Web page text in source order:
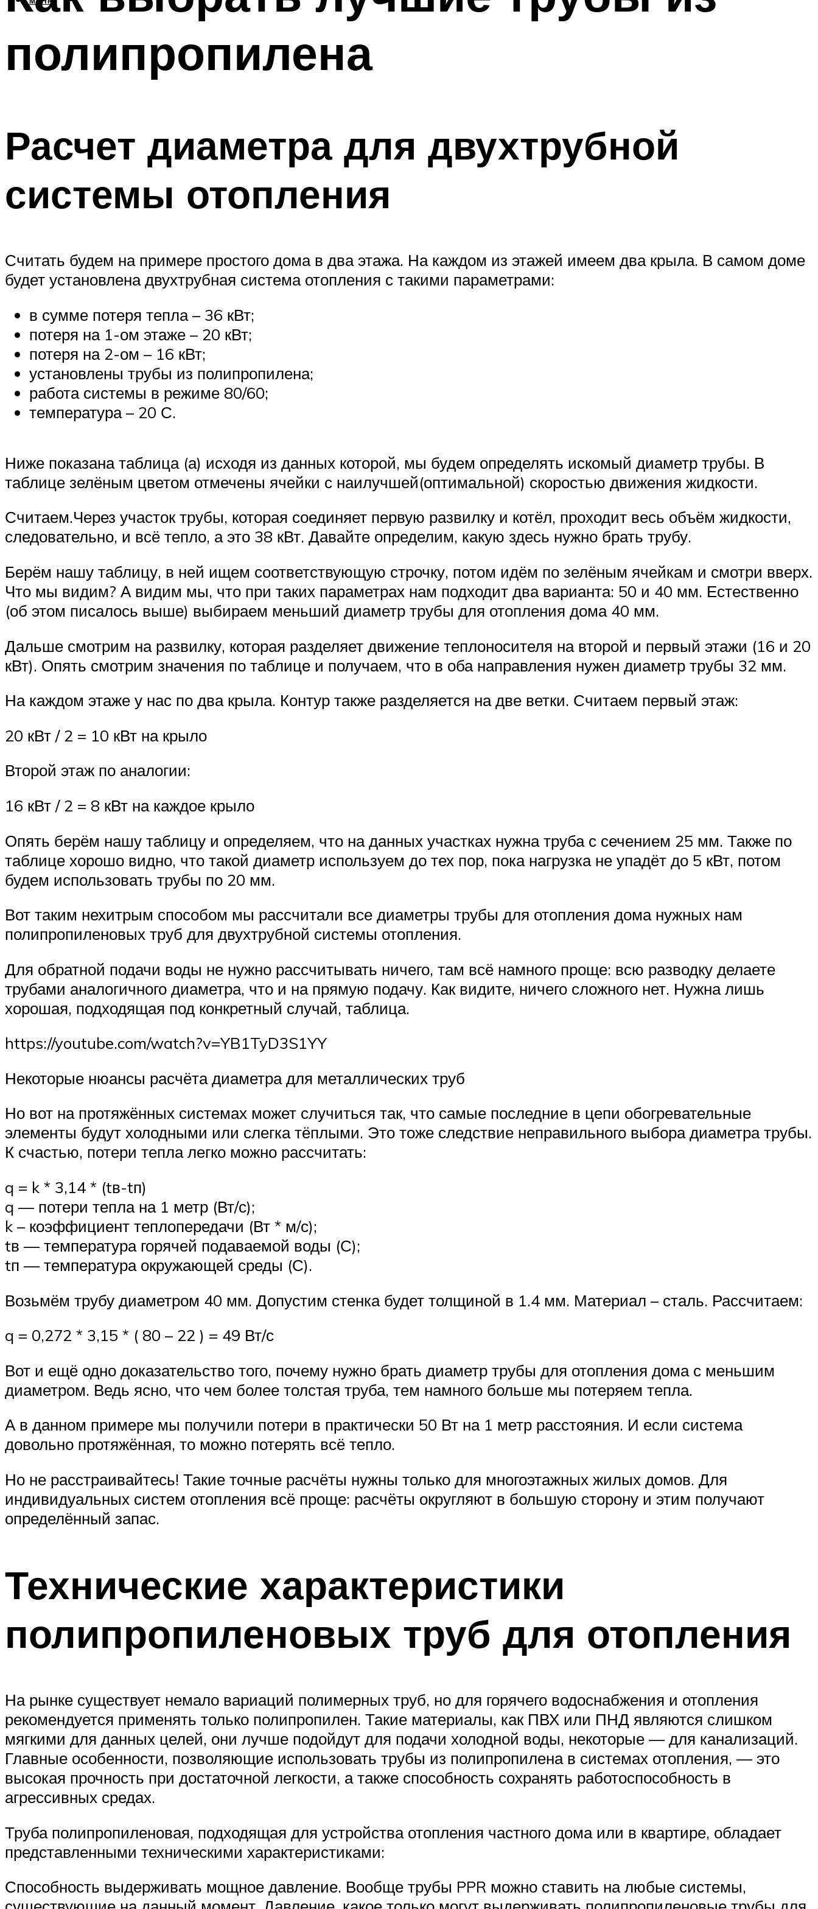
полипропилена
Расчет диаметра для двухтрубной
системы отопления
Считать будем на примере простого дома в два этажа. На каждом из этажей имеем два крыла. В самом доме
будет установлена двухтрубная система отопления с такими параметрами:
в сумме потеря тепла – 36 кВт;
потеря на 1-ом этаже – 20 кВт;
потеря на 2-ом – 16 кВт;
установлены трубы из полипропилена;
работа системы в режиме 80/60;
температура – 20 С.
Ниже показана таблица (а) исходя из данных которой, мы будем определять искомый диаметр трубы. В
таблице зелёным цветом отмечены ячейки с наилучшей(оптимальной) скоростью движения жидкости.
Считаем.Через участок трубы, которая соединяет первую развилку и котёл, проходит весь объём жидкости,
следовательно, и всё тепло, а это 38 кВт. Давайте определим, какую здесь нужно брать трубу.
Берём нашу таблицу, в ней ищем соответствующую строчку, потом идём по зелёным ячейкам и смотри вверх.
Что мы видим? А видим мы, что при таких параметрах нам подходит два варианта: 50 и 40 мм. Естественно
(об этом писалось выше) выбираем меньший диаметр трубы для отопления дома 40 мм.
Дальше смотрим на развилку, которая разделяет движение теплоносителя на второй и первый этажи (16 и 20
кВт). Опять смотрим значения по таблице и получаем, что в оба направления нужен диаметр трубы 32 мм.
На каждом этаже у нас по два крыла. Контур также разделяется на две ветки. Считаем первый этаж:
20 кВт / 2 = 10 кВт на крыло
Второй этаж по аналогии:
16 кВт / 2 = 8 кВт на каждое крыло
Опять берём нашу таблицу и определяем, что на данных участках нужна труба с сечением 25 мм. Также по
таблице хорошо видно, что такой диаметр используем до тех пор, пока нагрузка не упадёт до 5 кВт, потом
будем использовать трубы по 20 мм.
Вот таким нехитрым способом мы рассчитали все диаметры трубы для отопления дома нужных нам
полипропиленовых труб для двухтрубной системы отопления.
Для обратной подачи воды не нужно рассчитывать ничего, там всё намного проще: всю разводку делаете
трубами аналогичного диаметра, что и на прямую подачу. Как видите, ничего сложного нет. Нужна лишь
хорошая, подходящая под конкретный случай, таблица.
https://youtube.com/watch?v=YB1TyD3S1YY
Некоторые нюансы расчёта диаметра для металлических труб
Но вот на протяжённых системах может случиться так, что самые последние в цепи обогревательные
элементы будут холодными или слегка тёплыми. Это тоже следствие неправильного выбора диаметра трубы.
К счастью, потери тепла легко можно рассчитать:
q = k * 3,14 * (tв-tп)
q — потери тепла на 1 метр (Вт/с);
k – коэффициент теплопередачи (Вт * м/с);
tв — температура горячей подаваемой воды (С);
tп — температура окружающей среды (С).
Возьмём трубу диаметром 40 мм. Допустим стенка будет толщиной в 1.4 мм. Материал – сталь. Рассчитаем:
q = 0,272 * 3,15 * ( 80 – 22 ) = 49 Вт/с
Вот и ещё одно доказательство того, почему нужно брать диаметр трубы для отопления дома с меньшим
диаметром. Ведь ясно, что чем более толстая труба, тем намного больше мы потеряем тепла.
А в данном примере мы получили потери в практически 50 Вт на 1 метр расстояния. И если система
довольно протяжённая, то можно потерять всё тепло.
Но не расстраивайтесь! Такие точные расчёты нужны только для многоэтажных жилых домов. Для
индивидуальных систем отопления всё проще: расчёты округляют в большую сторону и этим получают
определённый запас.
Технические характеристики
полипропиленовых труб для отопления
На рынке существует немало вариаций полимерных труб, но для горячего водоснабжения и отопления
рекомендуется применять только полипропилен. Такие материалы, как ПВХ или ПНД являются слишком
мягкими для данных целей, они лучше подойдут для подачи холодной воды, некоторые — для канализаций.
Главные особенности, позволяющие использовать трубы из полипропилена в системах отопления, — это
высокая прочность при достаточной легкости, а также способность сохранять работоспособность в
агрессивных средах.
Труба полипропиленовая, подходящая для устройства отопления частного дома или в квартире, обладает
представленными техническими характеристиками:
Способность выдерживать мощное давление. Вообще трубы PPR можно ставить на любые системы,